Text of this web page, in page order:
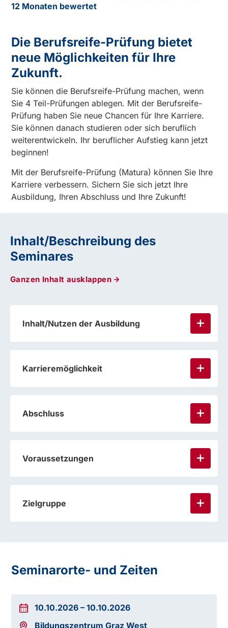
12 Monaten bewertet
Die Berufsreife-Prüfung bietet
neue Möglichkeiten für Ihre
Zukunft.
Sie können die Berufsreife-Prüfung machen, wenn
Sie 4 Teil-Prüfungen ablegen. Mit der Berufsreife-
Prüfung haben Sie neue Chancen für Ihre Karriere.
Sie können danach studieren oder sich beruflich
weiterentwickeln. Ihr beruflicher Aufstieg kann jetzt
beginnen!
Mit der Berufsreife-Prüfung (Matura) können Sie Ihre
Karriere verbessern. Sichern Sie sich jetzt Ihre
Ausbildung, Ihren Abschluss und Ihre Zukunft!
Inhalt/Beschreibung des
Seminares
Ganzen Inhalt ausklappen
Inhalt/Nutzen der Ausbildung
Karrieremöglichkeit
Abschluss
Voraussetzungen
Zielgruppe
Seminarorte- und Zeiten
10.10.2026 –10.10.2026
Bildungszentrum Graz West